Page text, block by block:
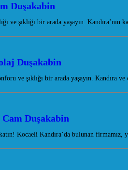
Duşakabin
ve şıklığı bir arada yaşayın. Kandıra’nın
Duşakabin
ve şıklığı bir arada yaşayın. Kandıra ve
Duşakabin
Kocaeli Kandıra’da bulunan firmamız,